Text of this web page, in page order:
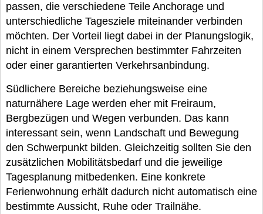
passen, die verschiedene Teile Anchorage und
unterschiedliche Tagesziele miteinander verbinden
möchten. Der Vorteil liegt dabei in der Planungslogik,
nicht in einem Versprechen bestimmter Fahrzeiten
oder einer garantierten Verkehrsanbindung.
Südlichere Bereiche beziehungsweise eine
naturnähere Lage werden eher mit Freiraum,
Bergbezügen und Wegen verbunden. Das kann
interessant sein, wenn Landschaft und Bewegung
den Schwerpunkt bilden. Gleichzeitig sollten Sie den
zusätzlichen Mobilitätsbedarf und die jeweilige
Tagesplanung mitbedenken. Eine konkrete
Ferienwohnung erhält dadurch nicht automatisch eine
bestimmte Aussicht, Ruhe oder Trailnähe.